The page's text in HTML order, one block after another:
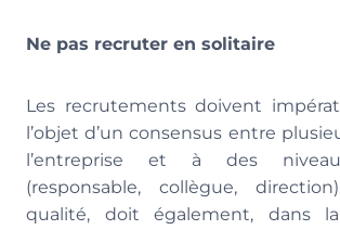
Ne pas recruter en solitaire
Les recrutements doivent
l’objet d’un consensus entre
l’entreprise et à des
(responsable, collègue,
qualité, doit également, dans